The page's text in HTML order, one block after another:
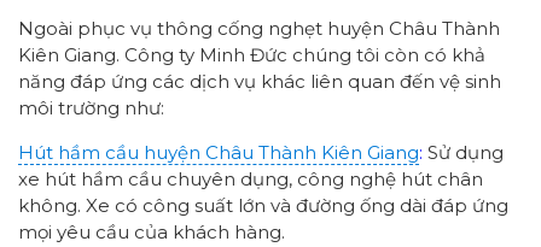
Ngoài phục vụ thông cống nghẹt huyện Châu Thành
Kiên Giang. Công ty Minh Đức chúng tôi còn có khả
năng đáp ứng các dịch vụ khác liên quan đến vệ sinh
môi trường như:
Hút hầm cầu huyện Châu Thành Kiên Giang: Sử dụng
xe hút hầm cầu chuyên dụng, công nghệ hút chân
không. Xe có công suất lớn và đường ống dài đáp ứng
mọi yêu cầu của khách hàng.